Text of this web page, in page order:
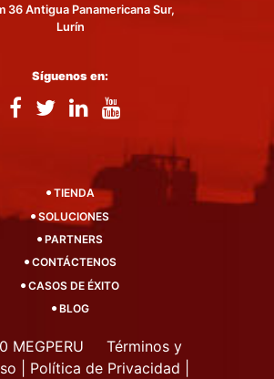
36 Antigua Panamericana Sur,
Lurín
Síguenos en:
TIENDA
SOLUCIONES
PARTNERS
CONTÁCTENOS
CASOS DE ÉXITO
BLOG
MEGPERU Términos y
Política de Privacidad